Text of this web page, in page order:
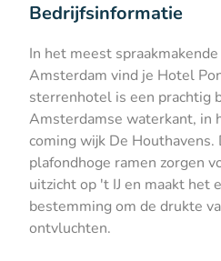
Bedrijfsinformatie
In het meest
Amsterdam vind je Hotel
sterrenhotel is een prachtig
Amsterdamse waterkant, in
coming wijk De Houthavens.
plafondhoge ramen zorgen
uitzicht op 't IJ en maakt het
bestemming om de drukte
ontvluchten.